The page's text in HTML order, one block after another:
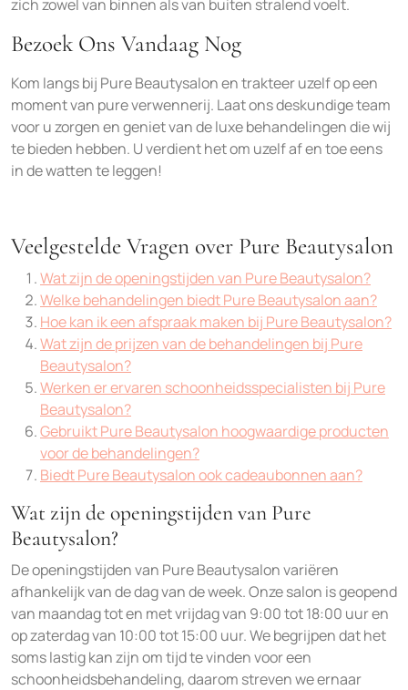
zich zowel van binnen als van buiten stralend voelt.
Bezoek Ons Vandaag Nog
Kom langs bij Pure Beautysalon en trakteer uzelf op een
moment van pure verwennerij. Laat ons deskundige team
voor u zorgen en geniet van de luxe behandelingen die wij
te bieden hebben. U verdient het om uzelf af en toe eens
in de watten te leggen!
Veelgestelde Vragen over Pure Beautysalon
Wat zijn de openingstijden van Pure Beautysalon?
Welke behandelingen biedt Pure Beautysalon aan?
Hoe kan ik een afspraak maken bij Pure Beautysalon?
Wat zijn de prijzen van de behandelingen bij Pure
Beautysalon?
Werken er ervaren schoonheidsspecialisten bij Pure
Beautysalon?
Gebruikt Pure Beautysalon hoogwaardige producten
voor de behandelingen?
Biedt Pure Beautysalon ook cadeaubonnen aan?
Wat zijn de openingstijden van Pure
Beautysalon?
De openingstijden van Pure Beautysalon variëren
afhankelijk van de dag van de week. Onze salon is geopend
van maandag tot en met vrijdag van 9:00 tot 18:00 uur en
op zaterdag van 10:00 tot 15:00 uur. We begrijpen dat het
soms lastig kan zijn om tijd te vinden voor een
schoonheidsbehandeling, daarom streven we ernaar